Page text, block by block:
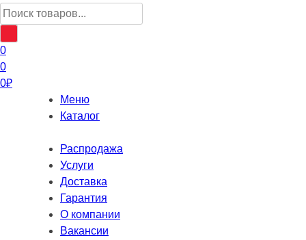
Поиск
товаров
0
0
0₽
Меню
Каталог
Распродажа
Услуги
Доставка
Гарантия
О компании
Вакансии